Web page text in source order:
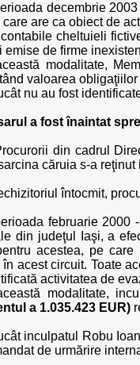
decembrie
care are ca obiect de
cheltuieli
emise de firme
modalitate,
valoarea
nu au fost
a fost înaintat
din cadrul
căruia s-a
întocmit,
februarie
din judeţul Iaşi, a
acestea, pe
în acest circuit. Toate
activitatea de
modalitate,
a 1.035.423 EUR)
inculpatul Robu
de urmărire